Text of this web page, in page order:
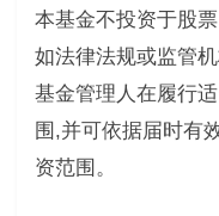
本基金不投资于股票
如法律法规或监管
基金管理人在履行
围,并可依据届时有
资范围。